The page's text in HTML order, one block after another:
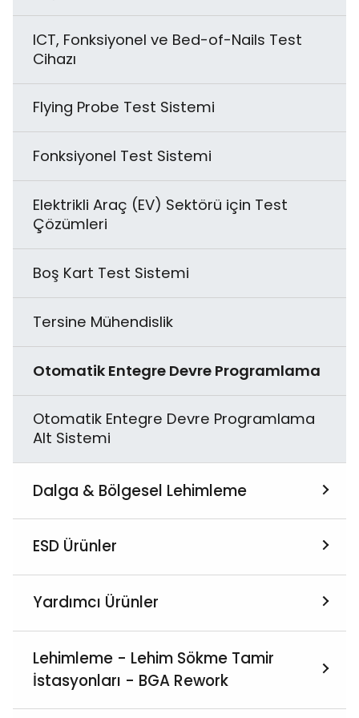
Tuz Sprey Testi
Çok Aşamalı Döngüsel Korozyon Testi
Elektrodinamik Tip Titreşim Test Cihazı
Yüksek Hızlandırılmış Gerilme Test Cihazı
Düşme Testi
Reaktif Titreşim Test Cihazı
Sıcaklık ve Neme Bağlı Testler
Hızlandırılmış Stres Test Cihazı
Toz Geçirgenlik Test Kabini
Vakumlu Kürleme Fırını
Sıcaklık ve İrtifa Test Kabini
Yarı Otomatik Yapıştırma
CCD Kamera Görsel Denetimli Glue
Dispensing
Masaüstü Glue Dispensing
Vakumlu Glue Potting
Otomatik Glue Dispenser
Özelleştirilmiş AB Glue Dispensing
ICT, Fonksiyonel ve Bed-of-Nails Test
Cihazı
Flying Probe Test Sistemi
Fonksiyonel Test Sistemi
Elektrikli Araç (EV) Sektörü için Test
Çözümleri
Boş Kart Test Sistemi
Tersine Mühendislik
Otomatik Entegre Devre Programlama
Otomatik Entegre Devre Programlama
Alt Sistemi
Dalga & Bölgesel Lehimleme
Hepsini İncele
Dalga Lehimleme
ESD Ürünler
Hepsini İncele
ESD Esnek Ambalaj
ESD Kişisel Ekipmanlar
Yardımcı Ürünler
Hepsini İncele
Aksiyel Komponent Şekillendirme
Lehimleme - Lehim Sökme Tamir
İstasyonları - BGA Rework